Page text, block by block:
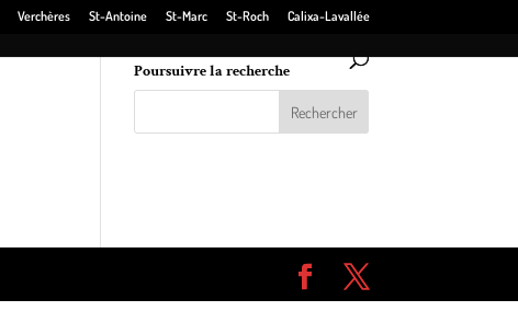
Verchères St-Antoine St-Marc St-Roch Calixa-Lavallée
Poursuivre la recherche